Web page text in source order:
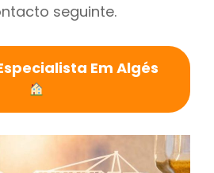
seguinte.
Em Algés